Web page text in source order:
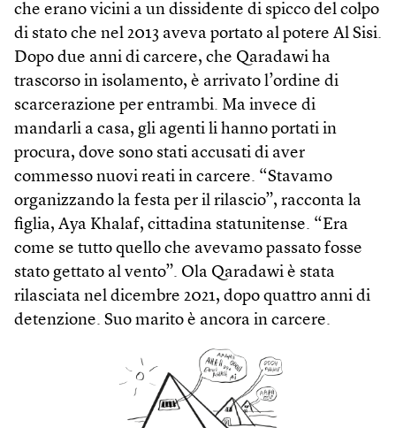
che erano vicini a un dissidente di spicco del colpo
di stato che nel 2013 aveva portato al potere Al Sisi.
Dopo due anni di carcere, che Qaradawi ha
trascorso in isolamento, è arrivato l’ordine di
scarcerazione per entrambi. Ma invece di
mandarli a casa, gli agenti li hanno portati in
procura, dove sono stati accusati di aver
commesso nuovi reati in carcere. “Stavamo
organizzando la festa per il rilascio”, racconta la
figlia, Aya Khalaf, cittadina statunitense. “Era
come se tutto quello che avevamo passato fosse
stato gettato al vento”. Ola Qaradawi è stata
rilasciata nel dicembre 2021, dopo quattro anni di
detenzione. Suo marito è ancora in carcere.